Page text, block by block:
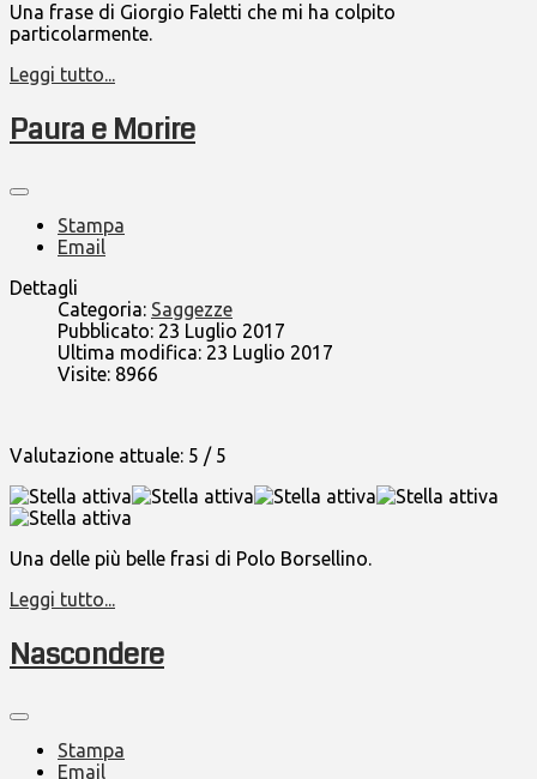
Una frase di Giorgio Faletti che mi ha colpito
particolarmente.
Leggi tutto...
Paura e Morire
Stampa
Email
Dettagli
Categoria: Saggezze
Pubblicato: 23 Luglio 2017
Ultima modifica: 23 Luglio 2017
Visite: 8966
Valutazione attuale: 5 / 5
Una delle più belle frasi di Polo Borsellino.
Leggi tutto...
Nascondere
Stampa
Email